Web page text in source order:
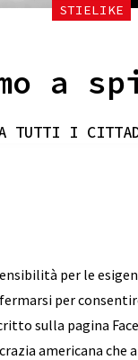
STIELIKE
a
A TUTTI I
per le
per
sulla pagina
americana che